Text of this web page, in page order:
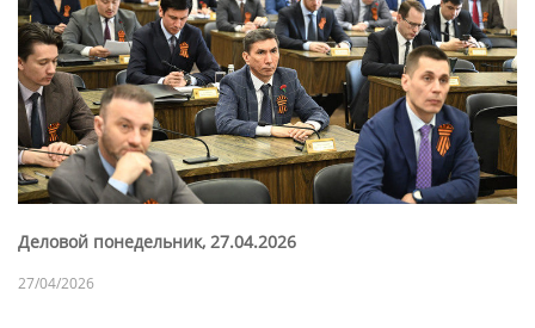
Деловой понедельник, 27.04.2026
27/04/2026